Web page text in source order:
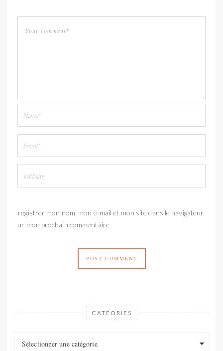
Enregistrer mon nom, mon e-mail et mon site dans le navigateur
pour mon prochain commentaire.
CATÉORIES
Sélectionner une catégorie